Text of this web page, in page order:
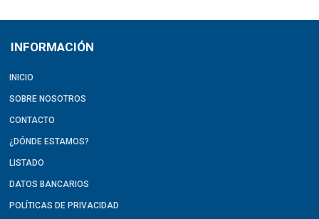
INFORMACIÓN
INICIO
SOBRE NOSOTROS
CONTACTO
¿DÓNDE ESTAMOS?
LISTADO
DATOS BANCARIOS
POLÍTICAS DE PRIVACIDAD